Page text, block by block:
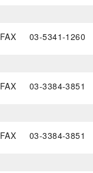
FAX 03-5341-1260
FAX 03-3384-3851
FAX 03-3384-3851